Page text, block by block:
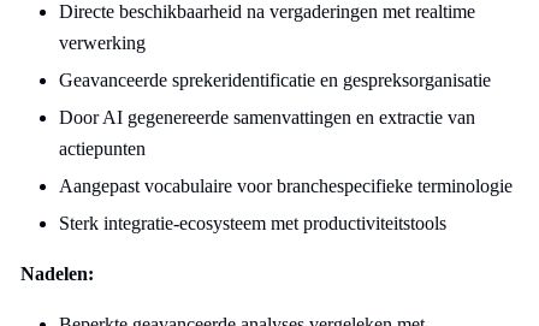
Directe beschikbaarheid na vergaderingen met realtime
verwerking
Geavanceerde sprekeridentificatie en gespreksorganisatie
Door AI gegenereerde samenvattingen en extractie van
actiepunten
Aangepast vocabulaire voor branchespecifieke terminologie
Sterk integratie-ecosysteem met productiviteitstools
Nadelen: